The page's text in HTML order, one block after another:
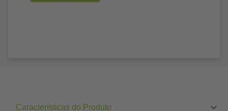
Características do Produto